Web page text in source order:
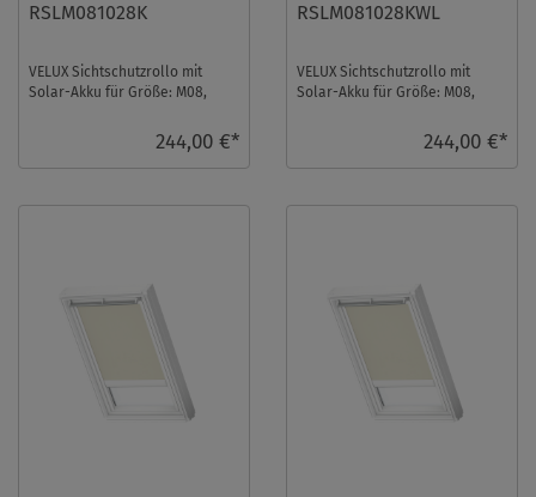
RSLM081028K
VELUX Sichtschutzrollo mit
Solar-Akku für Größe: M08,
244,00 €*
RSLM081028KWL
VELUX Sichtschutzrollo mit
Solar-Akku für Größe: M08,
244,00 €*